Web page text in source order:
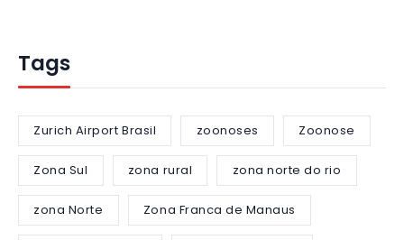
Tags
Zurich Airport Brasil zoonoses Zoonose
Zona Sul zona rural zona norte do rio
zona Norte Zona Franca de Manaus